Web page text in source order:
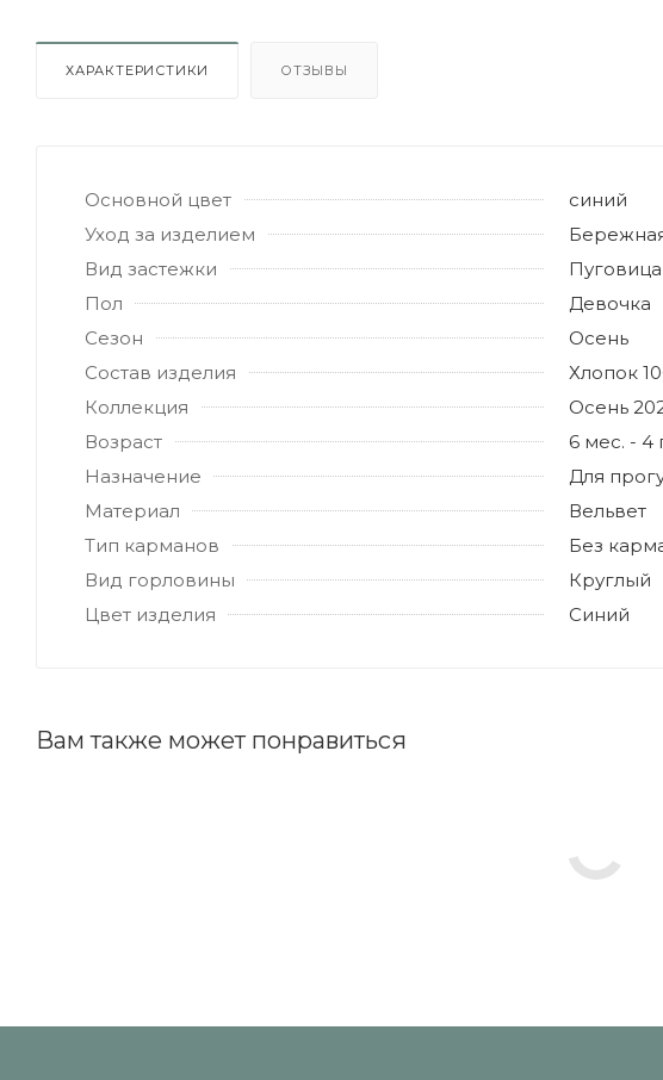
ХАРАКТЕРИСТИКИ ОТЗЫВЫ
Основной цвет
синий
Уход за изделием
Вид застежки
Пуговица
Пол
Девочка
Сезон
Осень
Состав изделия
Хлопок
Коллекция
Осень
Возраст
6 мес. - 4
Назначение
Для
Материал
Вельвет
Тип карманов
Без
Вид горловины
Круглый
Цвет изделия
Синий
Вам также может понравиться